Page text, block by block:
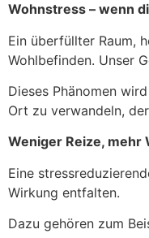
Wohnstress – wenn
Ein überfüllter Raum,
Wohlbefinden. Unser
Dieses Phänomen
Ort zu verwandeln,
Weniger Reize, mehr
Eine
Wirkung entfalten.
Dazu gehören zum